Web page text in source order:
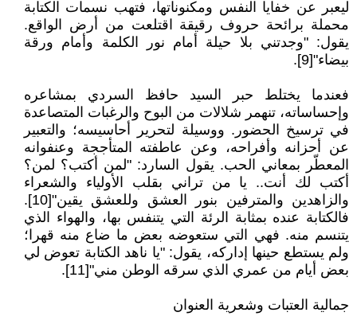
ليعبر عن خفايا النفس ومكنوناتها، فتهب نسمات الكتابة
محملة برائحة حروف رقيقة اقتلعت من أرض الواقع.
يقول: "وجدتني بلا حيلة أمام نور الكلمة وأمام ورقة
بيضاء"[9].
فعندما يختلط حبر السيد حافظ السردي بمشاعره
وإحساساته، تنهمر شلالات من البوح والرغبات المتصاعدة
في ترسيخ الحضور. ووسيلة لتحرير أحاسيسه؛ والتعبير
عن أحزانه وأفراحه، وعن عاطفته المتأججة وعنفوانه
المعطّر بمعاني الحب. يقول السارد: "لمن أكتب؟ لمن؟
أكتب لك أنت.. يا من تراني بقلب الأولياء والشعراء
والزاهدين والمترفين بنور العشق وللعشق يقين"[10].
فالكتابة عنده بمثابة الرئة التي يتنفس بها، والهواء الذي
يتنسم منه. فهي التي ستعوضه بعض ما ضاع منه قهرا؛
ولم يستطع حينها إداركه، يقول: "يا ناهد الكتابة تعوض لي
بعض أيام من عمري الذي سرقه الوطن مني"[11].
جمالية العتبات وشعرية العنوان